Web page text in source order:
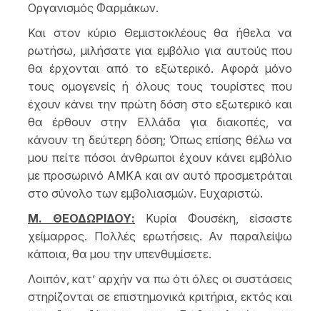
Οργανισμός Φαρμάκων.
Και στον κύριο Θεμιστοκλέους θα ήθελα να
ρωτήσω, μιλήσατε για εμβόλιο για αυτούς που
θα έρχονται από το εξωτερικό. Αφορά μόνο
τους ομογενείς ή όλους τους τουρίστες που
έχουν κάνει την πρώτη δόση στο εξωτερικό και
θα έρθουν στην Ελλάδα για διακοπές, να
κάνουν τη δεύτερη δόση; Όπως επίσης θέλω να
μου πείτε πόσοι άνθρωποι έχουν κάνει εμβόλιο
με προσωρινό ΑΜΚΑ και αν αυτό προσμετράται
στο σύνολο των εμβολιασμών. Ευχαριστώ.
Μ. ΘΕΟΔΩΡΙΔΟΥ: Κυρία Φουσέκη, είσαστε
χείμαρρος. Πολλές ερωτήσεις. Αν παραλείψω
κάποια, θα μου την υπενθυμίσετε.
Λοιπόν, κατ’ αρχήν να πω ότι όλες οι συστάσεις
στηρίζονται σε επιστημονικά κριτήρια, εκτός και